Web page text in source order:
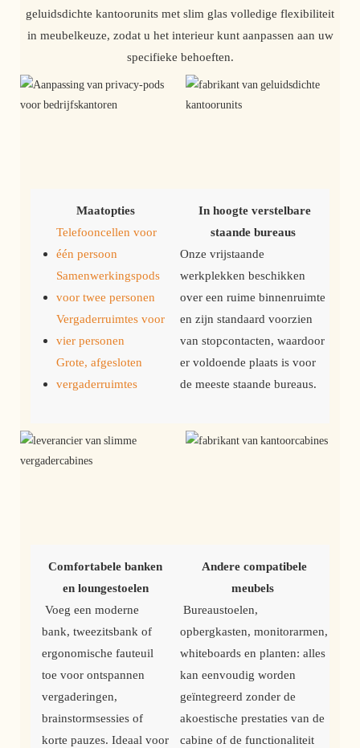
geluidsdichte kantoorunits met slim glas volledige flexibiliteit
in meubelkeuze, zodat u het interieur kunt aanpassen aan uw
specifieke behoeften.
Maatopties
Telefooncellen voor
één persoon
Samenwerkingspods
voor twee personen
Vergaderruimtes voor
vier personen
Grote, afgesloten
vergaderruimtes
In hoogte verstelbare
staande bureaus
Onze vrijstaande
werkplekken beschikken
over een ruime binnenruimte
en zijn standaard voorzien
van stopcontacten, waardoor
er voldoende plaats is voor
de meeste staande bureaus.
Comfortabele banken
en loungestoelen
bank, tweezitsbank of
ergonomische fauteuil
toe voor ontspannen
vergaderingen,
brainstormsessies of
korte pauzes. Ideaal voor
Andere compatibele
meubels
opbergkasten, monitorarmen,
whiteboards en planten: alles
kan eenvoudig worden
geïntegreerd zonder de
akoestische prestaties van de
cabine of de functionaliteit